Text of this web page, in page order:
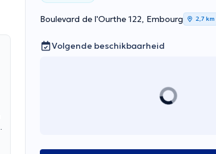
Boulevard de l'Ourthe 122, Embourg 2,7 km
Volgende beschikbaarheid